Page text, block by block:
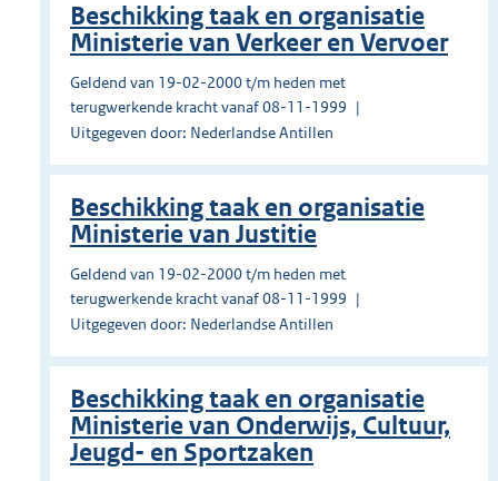
Beschikking taak en organisatie
Ministerie van Verkeer en Vervoer
Geldend van 19-02-2000 t/m heden met
terugwerkende kracht vanaf 08-11-1999
Uitgegeven door: Nederlandse Antillen
Beschikking taak en organisatie
Ministerie van Justitie
Geldend van 19-02-2000 t/m heden met
terugwerkende kracht vanaf 08-11-1999
Uitgegeven door: Nederlandse Antillen
Beschikking taak en organisatie
Ministerie van Onderwijs, Cultuur,
Jeugd- en Sportzaken